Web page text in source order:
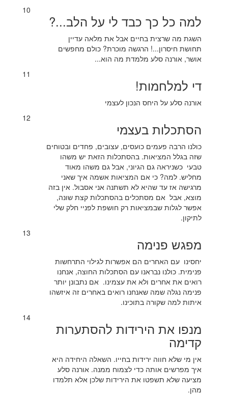
10
למה כל כך כבד לי על הלב...?
השגת מה שרצית בחיים אבל את מלאה עדיין
תחושת חיסרון...! הרגשה מוכרת? כולם מחפשים
אושר, אורנה סלע מלמדת מה הוא...
11
די למלחמות!
אורנה סלע על היחס הנכון לעצמי
12
הסתכלות בעצמי
כולנו הרבה פעמים כועסים, עצובים, פחדים ובטוחים
שזה בגלל המציאות. בהסתכלות הזאת יש משהו
טבעי כשניראה גם הגיוני, אבל גם משהו מאוד
מחליש. למה? כי אם המציאות אשמה איך שאני
מרגישה אז עד שהיא לא תשתנה אני אסבול. אין בזה
מוצא, אבל אם מסתכלים בהסתכלות קצת שונה,
אפשר לגלות שבמציאות רק חושפת לפניי חלק שלי
לתיקון.
13
מפגש פנימה
יחסינו עם האחרים הם אפשרות לגילוי התרחשות
פנימית. כולנו נבראנו עם הסתכלות החוצה, אנחנו
רואים את אחרים ולא את עצמינו. אם נתבונן יותר
פנימה נגלה שמה שאנחנו רואים באחרים זה איזשהו
איתות למה שקורה בתוכינו.
14
מנפו את הירידות להסתערות
קדימה
אין מי שלא חווה ירידות בחייו. השאלה היחידה היא
איך מפרשים אותה כדי לצמוח ממנה. אורנה סלע
מציעה שלא תשפטו את הירידות שלכן אלא תלמדו
מהן.